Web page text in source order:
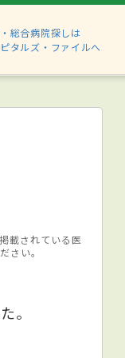
総合病院探しは
タルズ・ファイルへ
載されている医
さい。
。